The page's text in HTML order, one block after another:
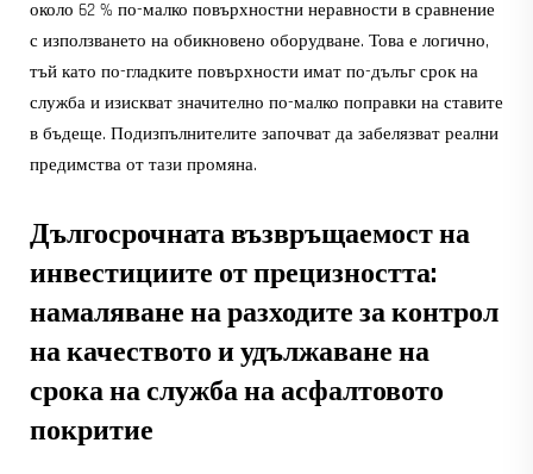
около 62 % по-малко повърхностни неравности в сравнение
с използването на обикновено оборудване. Това е логично,
тъй като по-гладките повърхности имат по-дълъг срок на
служба и изискват значително по-малко поправки на ставите
в бъдеще. Подизпълнителите започват да забелязват реални
предимства от тази промяна.
Дългосрочната възвръщаемост на
инвестициите от прецизността:
намаляване на разходите за контрол
на качеството и удължаване на
срока на служба на асфалтовото
покритие